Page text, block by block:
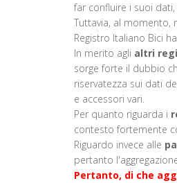
far confluire i suoi
Tuttavia, al momento,
Registro Italiano Bici
In merito agli altri
sorge forte il dubbio
riservatezza sui dati
e accessori vari.
Per quanto riguarda i
contesto fortemente
Riguardo invece alle
pertanto
Pertanto, di che